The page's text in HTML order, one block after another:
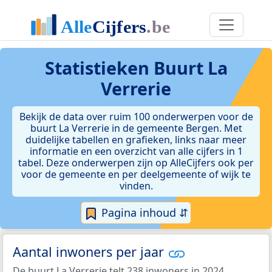
Statistieken Buurt La
Verrerie
Bekijk de data over ruim 100 onderwerpen voor de
buurt La Verrerie in de gemeente Bergen. Met
duidelijke tabellen en grafieken, links naar meer
informatie en een overzicht van alle cijfers in 1
tabel. Deze onderwerpen zijn op AlleCijfers ook per
voor de gemeente en per deelgemeente of wijk te
vinden.
Pagina inhoud ⇵
Aantal inwoners per jaar